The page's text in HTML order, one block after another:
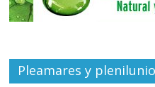
Pleamares y